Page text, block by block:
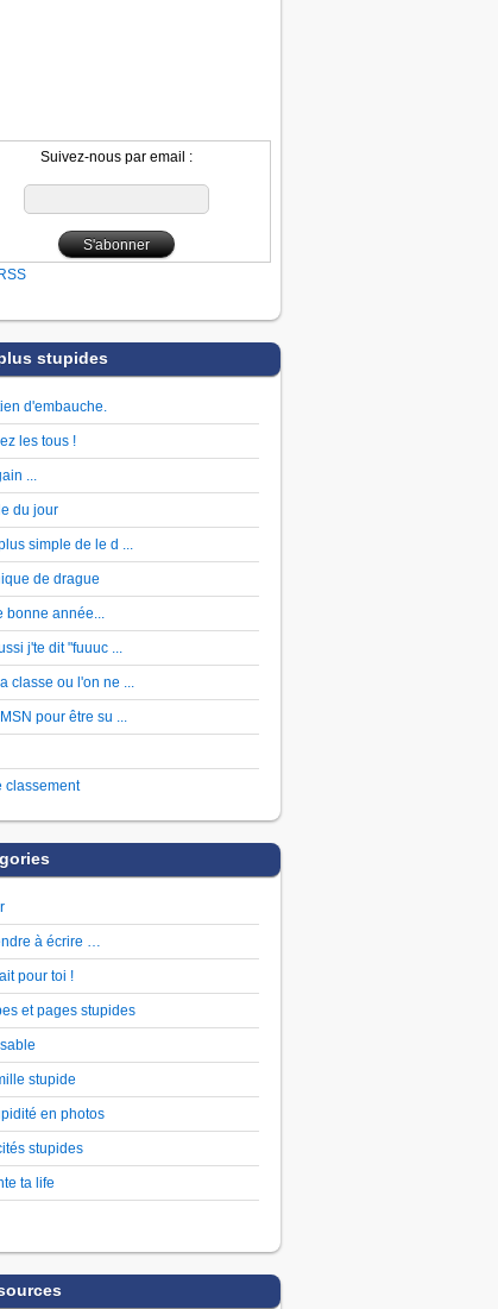
Suivez-nous par email :
stupides
d'embauche.
les tous !
...
du jour
simple de le d ...
de drague
bonne année...
j'te dit "fuuuc ...
classe ou l'on ne ...
pour être su ...
classement
à écrire …
pour toi !
et pages stupides
stupide
en photos
stupides
ta life